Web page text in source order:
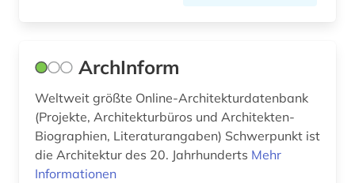
galloromanistik (1)
gartenarchitekt (1)
gartenarchitektin (1)
gartenbau (1)
ArchInform
Weltweit größte Online-Architekturdatenbank
(Projekte, Architekturbüros und Architekten-
Biographien, Literaturangaben) Schwerpunkt ist
die Architektur des 20. Jahrhunderts Mehr
Informationen